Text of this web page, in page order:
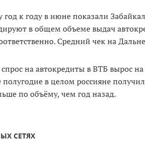
к году в июне показали
в общем объеме выдач
Средний чек на
на автокредиты в ВТБ вырос
полугодие в целом россияне
по объёму, чем год назад.
СЕТЯХ